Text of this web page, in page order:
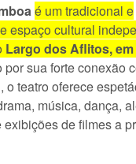
é um tradicional e
espaço cultural
Largo dos Aflitos,
por sua forte conexão
o teatro oferece
música, dança,
de filmes a